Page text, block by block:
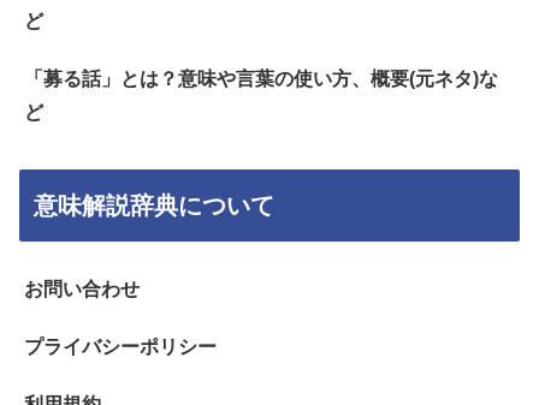
ど
「募る話」とは？意味や言葉の使い方、概要(元ネタ)な
ど
意味解説辞典について
お問い合わせ
プライバシーポリシー